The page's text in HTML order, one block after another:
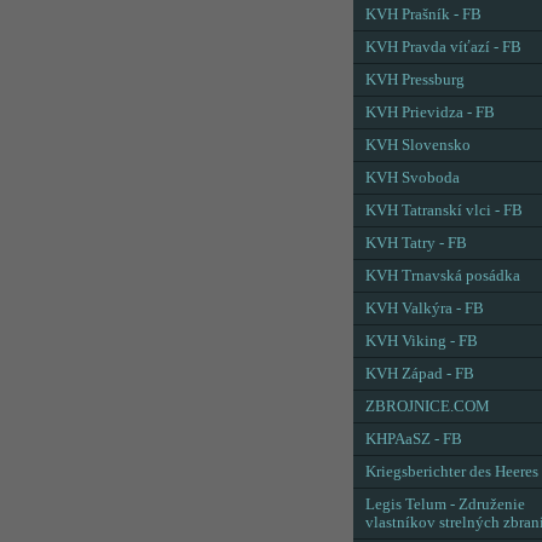
KVH Prašník - FB
KVH Pravda víťazí - FB
KVH Pressburg
KVH Prievidza - FB
KVH Slovensko
KVH Svoboda
KVH Tatranskí vlci - FB
KVH Tatry - FB
KVH Trnavská posádka
KVH Valkýra - FB
KVH Viking - FB
KVH Západ - FB
ZBROJNICE.COM
KHPAaSZ - FB
Kriegsberichter des Heeres
Legis Telum - Združenie
vlastníkov strelných